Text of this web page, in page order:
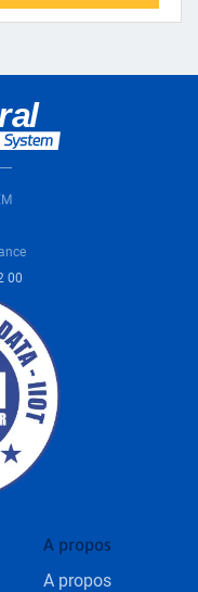
00
A propos
A propos